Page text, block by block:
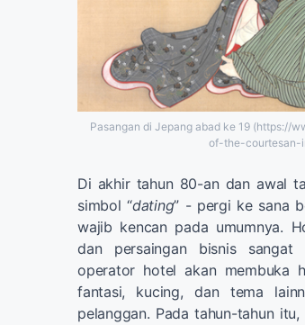
Pasangan di Jepang abad ke 19
of-the-courtesan-
Di akhir tahun 80-an dan awal
simbol “dating” - pergi ke sana
wajib kencan pada umumnya.
dan persaingan bisnis sangat
operator hotel akan membuka
fantasi, kucing, dan tema
pelanggan. Pada tahun-tahun